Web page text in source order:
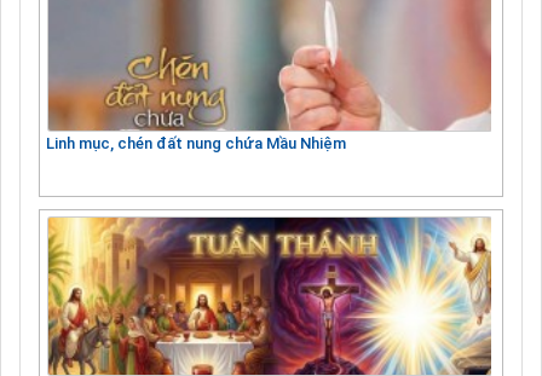
Linh mục, chén đất nung chứa Mầu Nhiệm